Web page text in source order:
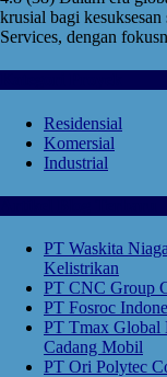
krusial bagi
Services, dengan
Residensial
Komersial
Industrial
PT Waskita
Kelistrikan
PT CNC Group
PT Fosroc
PT Tmax Global
Cadang Mobil
PT Ori Polytec